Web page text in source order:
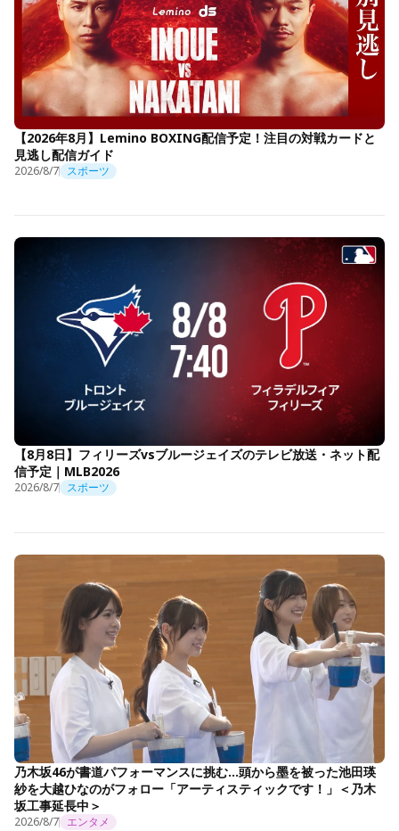
【2026年8月】Lemino BOXING配信予定！注目の対戦カードと
見逃し配信ガイド
2026/8/7 スポーツ
【8月8日】フィリーズvsブルージェイズのテレビ放送・ネット配
信予定｜MLB2026
2026/8/7 スポーツ
乃木坂46が書道パフォーマンスに挑む…頭から墨を被った池田瑛
紗を大越ひなのがフォロー「アーティスティックです！」＜乃木
坂工事延長中＞
2026/8/7 エンタメ